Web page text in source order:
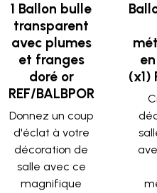
1 Ballon bulle
transparent
avec plumes
et franges
doré or
REF/BALBPOR
Donnez un coup
d'éclat à votre
décoration de
salle avec ce
magnifique
(x1)